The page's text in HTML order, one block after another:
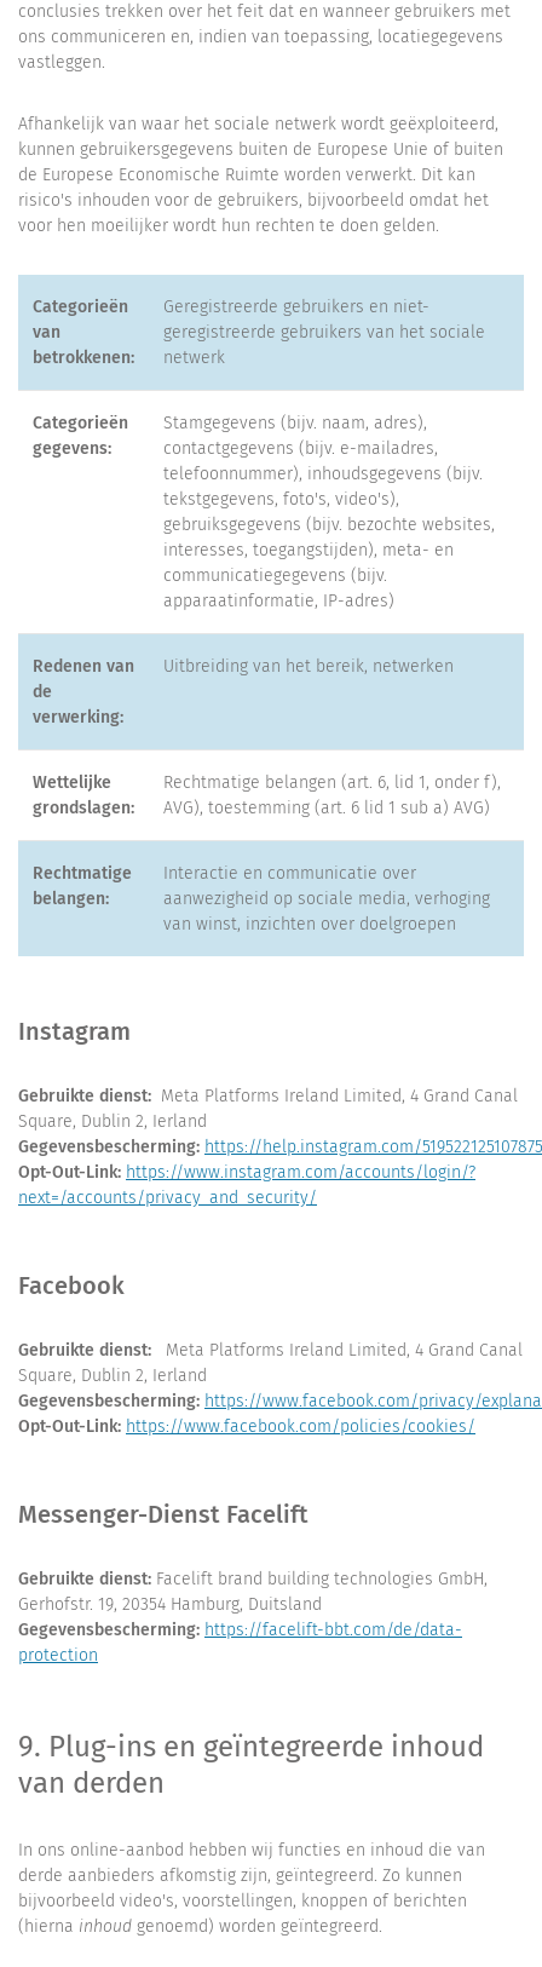
conclusies trekken over het feit dat en wanneer gebruikers met
ons communiceren en, indien van toepassing, locatiegegevens
vastleggen.
Afhankelijk van waar het sociale netwerk wordt geëxploiteerd,
kunnen gebruikersgegevens buiten de Europese Unie of buiten
de Europese Economische Ruimte worden verwerkt. Dit kan
risico's inhouden voor de gebruikers, bijvoorbeeld omdat het
voor hen moeilijker wordt hun rechten te doen gelden.
Categorieën
van
betrokkenen:
Geregistreerde gebruikers en niet-
geregistreerde gebruikers van het sociale
netwerk
Categorieën
gegevens:
Stamgegevens (bijv. naam, adres),
contactgegevens (bijv. e-mailadres,
telefoonnummer), inhoudsgegevens (bijv.
tekstgegevens, foto's, video's),
gebruiksgegevens (bijv. bezochte websites,
interesses, toegangstijden), meta- en
communicatiegegevens (bijv.
apparaatinformatie, IP-adres)
Redenen van
de
verwerking:
Uitbreiding van het bereik, netwerken
Wettelijke
grondslagen:
Rechtmatige belangen (art. 6, lid 1, onder f),
AVG), toestemming (art. 6 lid 1 sub a) AVG)
Rechtmatige
belangen:
Interactie en communicatie over
aanwezigheid op sociale media, verhoging
van winst, inzichten over doelgroepen
Instagram
Gebruikte dienst: Meta Platforms Ireland Limited, 4 Grand Canal
Square, Dublin 2, Ierland
Gegevensbescherming: https://help.instagram.com/519522125107875
Opt-Out-Link: https://www.instagram.com/accounts/login/?
next=/accounts/privacy_and_security/
Facebook
Gebruikte dienst: Meta Platforms Ireland Limited, 4 Grand Canal
Square, Dublin 2, Ierland
Gegevensbescherming: https://www.facebook.com/privacy/
Opt-Out-Link: https://www.facebook.com/policies/cookies/
Messenger-Dienst Facelift
Gebruikte dienst: Facelift brand building technologies GmbH,
Gerhofstr. 19, 20354 Hamburg, Duitsland
Gegevensbescherming: https://facelift-bbt.com/de/data-
protection
9. Plug-ins en geïntegreerde inhoud
van derden
In ons online-aanbod hebben wij functies en inhoud die van
derde aanbieders afkomstig zijn, geïntegreerd. Zo kunnen
bijvoorbeeld video's, voorstellingen, knoppen of berichten
(hierna inhoud genoemd) worden geïntegreerd.